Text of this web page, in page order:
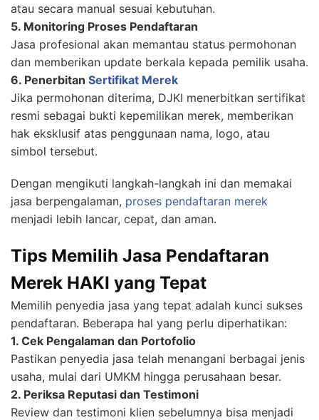
atau secara manual sesuai kebutuhan.
5. Monitoring Proses Pendaftaran
Jasa profesional akan memantau status permohonan
dan memberikan update berkala kepada pemilik usaha.
6. Penerbitan Sertifikat Merek
Jika permohonan diterima, DJKI menerbitkan sertifikat
resmi sebagai bukti kepemilikan merek, memberikan
hak eksklusif atas penggunaan nama, logo, atau
simbol tersebut.
Dengan mengikuti langkah-langkah ini dan memakai
jasa berpengalaman, proses pendaftaran merek
menjadi lebih lancar, cepat, dan aman.
Tips Memilih Jasa Pendaftaran
Merek HAKI yang Tepat
Memilih penyedia jasa yang tepat adalah kunci sukses
pendaftaran. Beberapa hal yang perlu diperhatikan:
1. Cek Pengalaman dan Portofolio
Pastikan penyedia jasa telah menangani berbagai jenis
usaha, mulai dari UMKM hingga perusahaan besar.
2. Periksa Reputasi dan Testimoni
Review dan testimoni klien sebelumnya bisa menjadi